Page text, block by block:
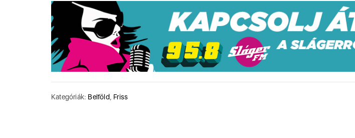
Kategóriák: Belföld, Friss